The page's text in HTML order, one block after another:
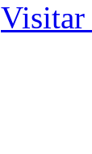
Visitar